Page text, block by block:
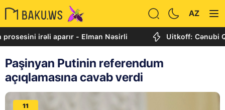
AZ
irəli aparır - Elman Nəsirli Uitkoff: Cənubi
Paşinyan Putinin referendum
açıqlamasına cavab verdi
11